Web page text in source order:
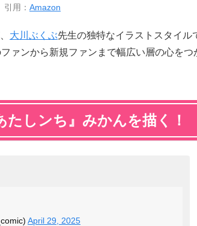
引用： Amazon
大川ぶくぶ先生の独特なイラストスタイル
ァンから新規ファンまで幅広い層の心をつ
しンち』みかんを描く！
April 29, 2025